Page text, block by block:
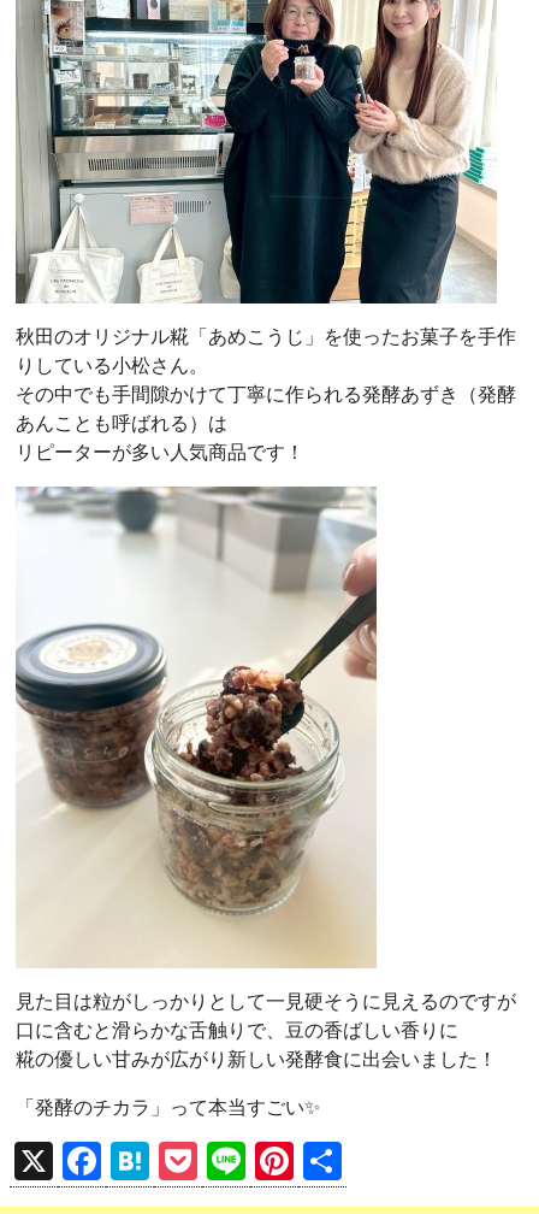
秋田のオリジナル糀「あめこうじ」を使ったお菓子を手作
りしている小松さん。
その中でも手間隙かけて丁寧に作られる発酵あずき（発酵
あんことも呼ばれる）は
リピーターが多い人気商品です！
見た目は粒がしっかりとして一見硬そうに見えるのですが
口に含むと滑らかな舌触りで、豆の香ばしい香りに
糀の優しい甘みが広がり新しい発酵食に出会いました！
「発酵のチカラ」って本当すごい✨
X
F
a
H
at
P
o
Li
n
Pi
nt 有